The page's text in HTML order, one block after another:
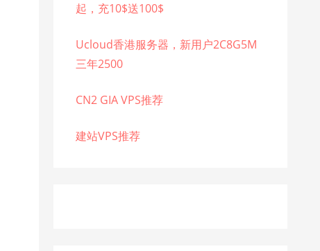
起，充10$送100$
Ucloud香港服务器，新用户2C8G5M
三年2500
CN2 GIA VPS推荐
建站VPS推荐